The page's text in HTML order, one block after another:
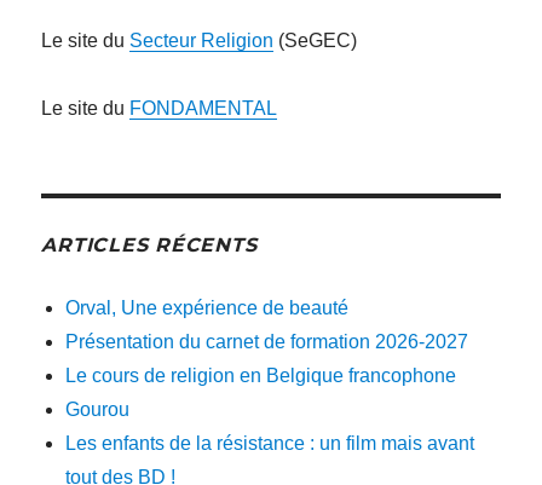
Le site du Secteur Religion (SeGEC)
Le site du FONDAMENTAL
ARTICLES RÉCENTS
Orval, Une expérience de beauté
Présentation du carnet de formation 2026-2027
Le cours de religion en Belgique francophone
Gourou
Les enfants de la résistance : un film mais avant
tout des BD !